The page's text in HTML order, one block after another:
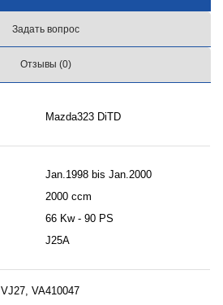
Задать вопрос
Отзывы (0)
Mazda323 DiTD
Jan.1998 bis Jan.2000
2000 ccm
66 Kw - 90 PS
J25A
VJ27 VA410047